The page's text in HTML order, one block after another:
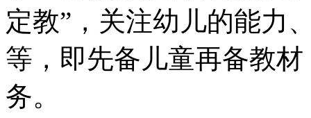
定教”，关注幼儿的能力
等，即先备儿童再备教
务。